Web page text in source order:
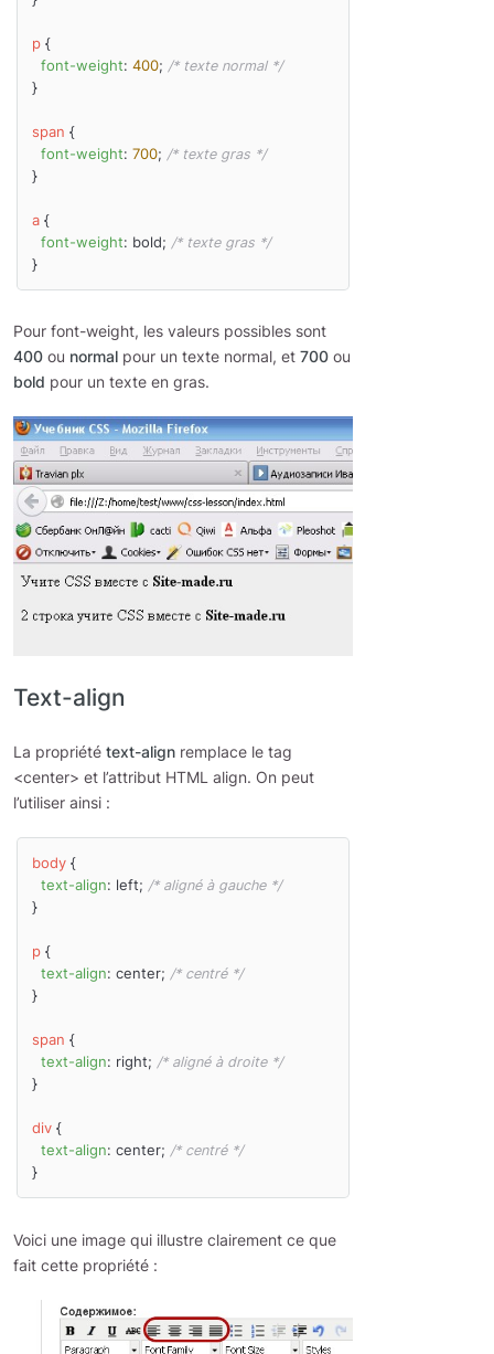
p {
font-weight: 400; /* texte normal */
}
span {
font-weight: 700; /* texte gras */
}
a {
font-weight: bold; /* texte gras */
}
Pour font-weight, les valeurs possibles sont
400 ou normal pour un texte normal, et 700 ou
bold pour un texte en gras.
Text-align
La propriété text-align remplace le tag
<center> et l’attribut HTML align. On peut
l’utiliser ainsi :
body {
text-align: left; /* aligné à gauche */
}
p {
text-align: center; /* centré */
}
span {
text-align: right; /* aligné à droite */
}
div {
text-align: center; /* centré */
}
Voici une image qui illustre clairement ce que
fait cette propriété :